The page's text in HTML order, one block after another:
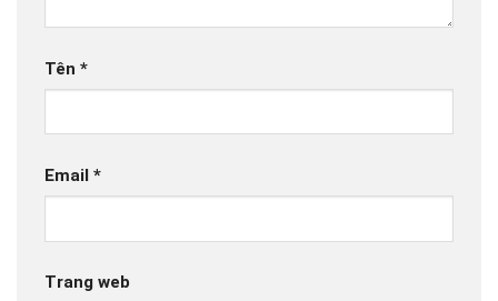
Tên *
Email *
Trang web